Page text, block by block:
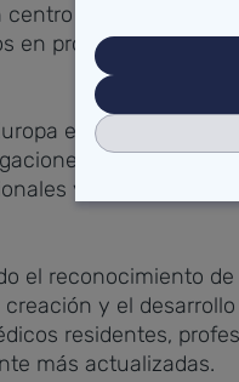
centro de
en procedimientos
en el uso de la
innovadoras
y la seguridad
el reconocimiento
y el
residentes,
más actualizadas.